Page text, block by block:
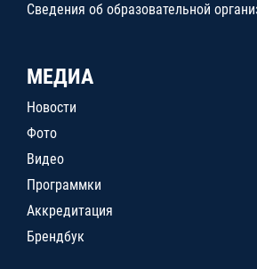
Сведения об образовательной
МЕДИА
Новости
Фото
Видео
Программки
Аккредитация
Брендбук